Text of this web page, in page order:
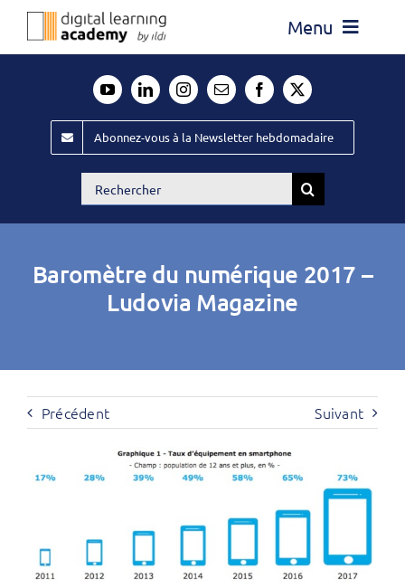
Passer
Menu
Évènements ILDI
Offres d’emploi
Publiez
Abonnez-vous à la Newsletter hebdomadaire
Rechercher:
Baromètre du numérique 2017 –
Ludovia Magazine
Précédent Suivant